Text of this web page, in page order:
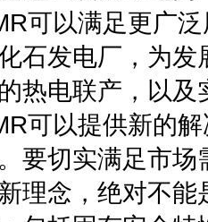
可以满足更广
石发电厂，为
热电联产，以
可以提供新的
要切实满足市
理念，绝对不